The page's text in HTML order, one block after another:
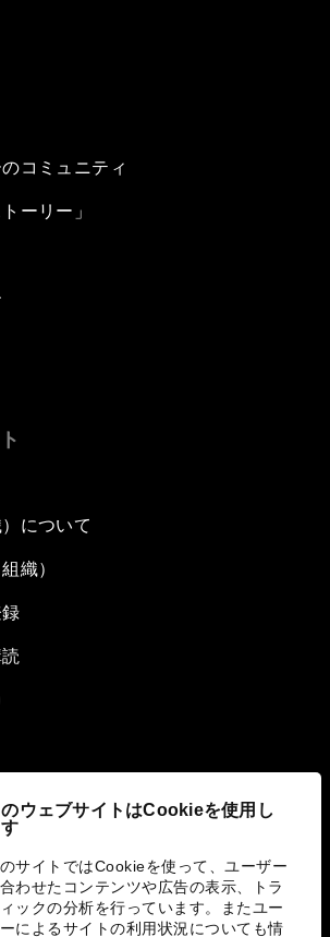
のウェブサイトはCookieを使用し
サイトではCookieを使って、ユーザー
わせたコンテンツや広告の表示、トラ
ックの分析を行っています。またユー
によるサイトの利用状況についても情
コミュニティ
ーリー」
について
織）
の取り組み
)